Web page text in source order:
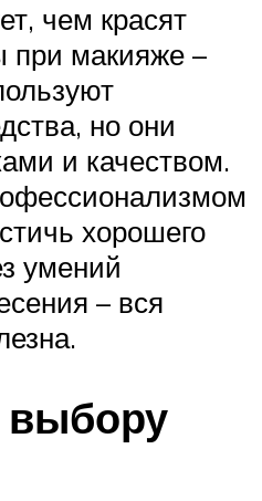
чем красят
при макияже –
но они
и качеством.
хорошего
умений
– вся